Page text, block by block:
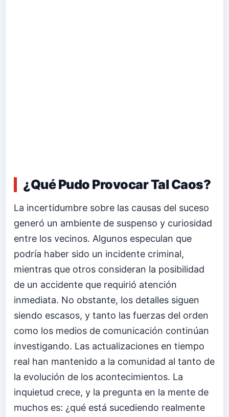
¿Qué Pudo Provocar Tal Caos?
La incertidumbre sobre las causas del suceso
generó un ambiente de suspenso y curiosidad
entre los vecinos. Algunos especulan que
podría haber sido un incidente criminal,
mientras que otros consideran la posibilidad
de un accidente que requirió atención
inmediata. No obstante, los detalles siguen
siendo escasos, y tanto las fuerzas del orden
como los medios de comunicación continúan
investigando. Las actualizaciones en tiempo
real han mantenido a la comunidad al tanto de
la evolución de los acontecimientos. La
inquietud crece, y la pregunta en la mente de
muchos es: ¿qué está sucediendo realmente